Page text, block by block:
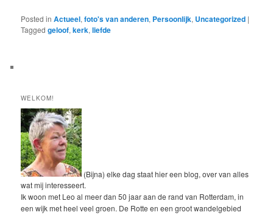
Posted in Actueel,foto's van anderen, Persoonlijk, Uncategorized |
Tagged geloof,kerk,liefde
WELKOM!
(Bijna) elke dag staat hier een blog, over van alles
wat mij interesseert.
Ik woon met Leo al meer dan 50 jaar aan de rand van Rotterdam, in
een wijk met heel veel groen. De Rotte en een groot wandelgebied